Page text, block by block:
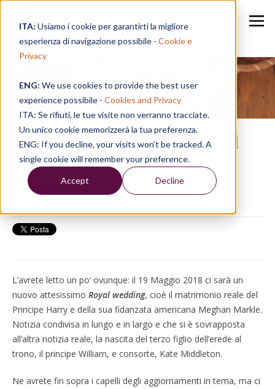
ITA: Usiamo i cookie per garantirti la migliore
esperienza di navigazione possibile - Cookie e
Privacy
ENG: We use cookies to provide the best user
experience possibile - Cookies and Privacy
ITA: Se rifiuti, le tue visite non verranno tracciate.
Un unico cookie memorizzerà la tua preferenza.
ENG: If you decline, your visits won’t be tracked. A
single cookie will remember your preference.
Accept Decline
Speak in a Week
ENGLISH CULTURE | il Royal
Wedding e la corona
britannica
L’avrete letto un po’ ovunque: il 19 Maggio 2018 ci sarà un
nuovo attesissimo Royal wedding, cioè il matrimonio reale del
Principe Harry e della sua fidanzata americana Meghan Markle.
Notizia condivisa in lungo e in largo e che si è sovrapposta
all’altra notizia reale, la nascita del terzo figlio dell’erede al
trono, il principe William, e consorte, Kate Middleton.
Ne avrete fin sopra i capelli degli aggiornamenti in tema, ma ci